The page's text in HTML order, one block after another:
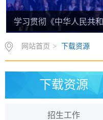
学习贯彻《中华人民共
网站首页 > 下载资源
下载资源
招生工作